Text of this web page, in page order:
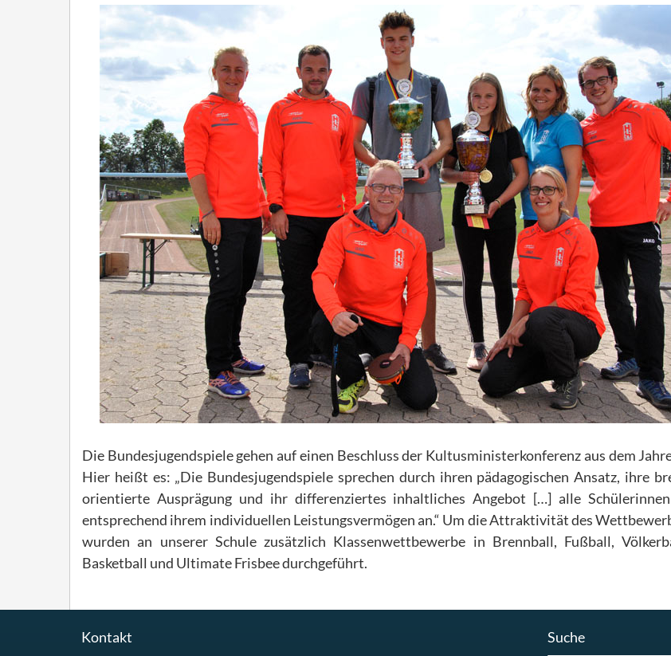
Die Bundesjugendspiele gehen auf einen Beschluss der Kultusministerkonferenz aus dem
Hier heißt es: „Die Bundesjugendspiele sprechen durch ihren pädagogischen Ansatz, ihre
orientierte Ausprägung und ihr differenziertes inhaltliches Angebot […] alle
entsprechend ihrem individuellen Leistungsvermögen an.“ Um die Attraktivität des
wurden an unserer Schule zusätzlich Klassenwettbewerbe in Brennball, Fußball,
Basketball und Ultimate Frisbee durchgeführt.
Suche
Kontakt